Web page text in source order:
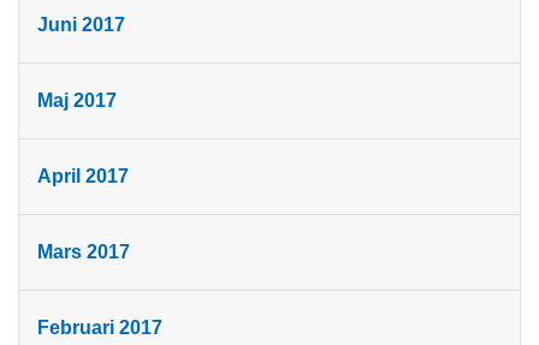
Juni 2017
Maj 2017
April 2017
Mars 2017
Februari 2017